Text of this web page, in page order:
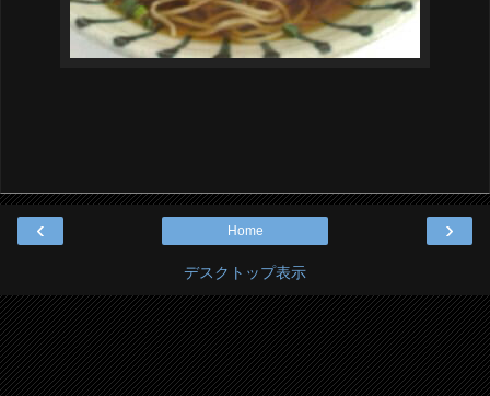
‹ ›
Home
デスクトップ表示